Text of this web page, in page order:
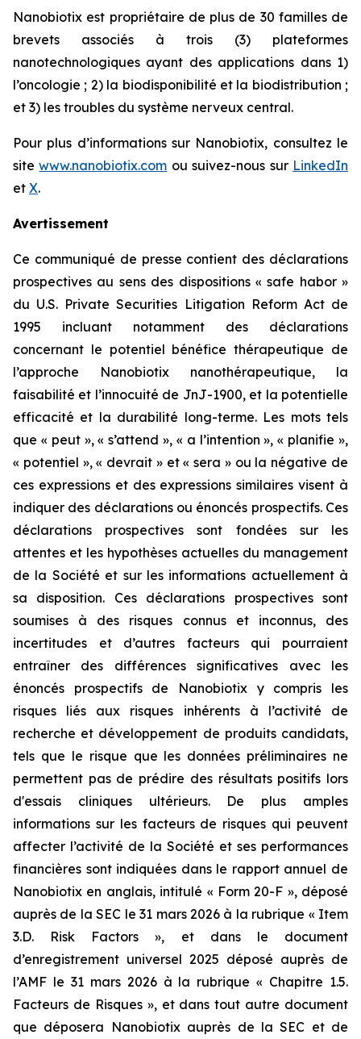
Nanobiotix est propriétaire de plus de 30 familles de
brevets associés à trois (3) plateformes
nanotechnologiques ayant des applications dans 1)
l’oncologie ; 2) la biodisponibilité et la biodistribution ;
et 3) les troubles du système nerveux central.
Pour plus d’informations sur Nanobiotix, consultez le
sitewww.nanobiotix.com ou suivez-nous sur LinkedIn
et X.
Avertissement
Ce communiqué de presse contient des déclarations
prospectives au sens des dispositions « safe habor »
du U.S. Private Securities Litigation Reform Act de
1995 incluant notamment des déclarations
concernant le potentiel bénéfice thérapeutique de
l’approche Nanobiotix nanothérapeutique, la
faisabilité et l’innocuité de JnJ-1900, et la potentielle
efficacité et la durabilité long-terme. Les mots tels
que « peut », « s’attend », « a l’intention », « planifie »,
« potentiel », « devrait » et « sera » ou la négative de
ces expressions et des expressions similaires visent à
indiquer des déclarations ou énoncés prospectifs. Ces
déclarations prospectives sont fondées sur les
attentes et les hypothèses actuelles du management
de la Société et sur les informations actuellement à
sa disposition. Ces déclarations prospectives sont
soumises à des risques connus et inconnus, des
incertitudes et d’autres facteurs qui pourraient
entraîner des différences significatives avec les
énoncés prospectifs de Nanobiotix y compris les
risques liés aux risques inhérents à l’activité de
recherche et développement de produits candidats,
tels que le risque que les données préliminaires ne
permettent pas de prédire des résultats positifs lors
d'essais cliniques ultérieurs. De plus amples
informations sur les facteurs de risques qui peuvent
affecter l’activité de la Société et ses performances
financières sont indiquées dans le rapport annuel de
Nanobiotix en anglais, intitulé « Form 20-F », déposé
auprès de la SEC le 31 mars 2026 à la rubrique « Item
3.D. Risk Factors », et dans le document
d’enregistrement universel 2025 déposé auprès de
l’AMF le 31 mars 2026 à la rubrique « Chapitre 1.5.
Facteurs de Risques », et dans tout autre document
que déposera Nanobiotix auprès de la SEC et de